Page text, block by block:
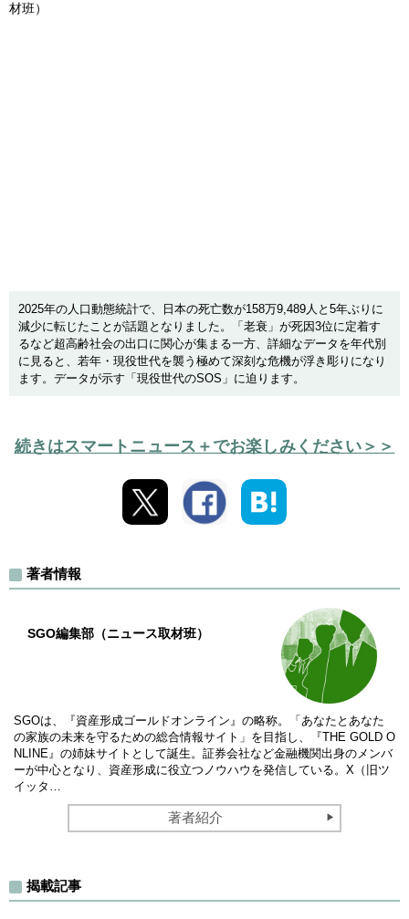
材班）
2025年の人口動態統計で、日本の死亡数が158万9,489人と5年ぶりに
減少に転じたことが話題となりました。「老衰」が死因3位に定着す
るなど超高齢社会の出口に関心が集まる一方、詳細なデータを年代別
に見ると、若年・現役世代を襲う極めて深刻な危機が浮き彫りになり
ます。データが示す「現役世代のSOS」に迫ります。
続きはスマートニュース＋でお楽しみください＞＞
著者情報
SGO編集部（ニュース取材班）
SGOは、『資産形成ゴールドオンライン』の略称。「あなたとあなた
の家族の未来を守るための総合情報サイト」を目指し、『THE GOLD O
NLINE』の姉妹サイトとして誕生。証券会社など金融機関出身のメンバ
ーが中心となり、資産形成に役立つノウハウを発信している。X（旧ツ
イッタ…
著者紹介
揭載記事